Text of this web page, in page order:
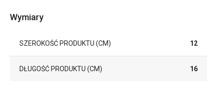
Wymiary
SZEROKOŚĆ PRODUKTU (CM) 12
DŁUGOŚĆ PRODUKTU (CM) 16